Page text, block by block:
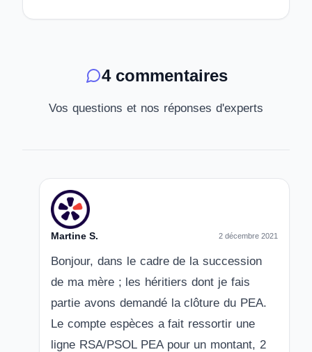
4 commentaires
Vos questions et nos réponses d'experts
Martine S. 2 décembre 2021
Bonjour, dans le cadre de la succession
de ma mère ; les héritiers dont je fais
partie avons demandé la clôture du PEA.
Le compte espèces a fait ressortir une
ligne RSA/PSOL PEA pour un montant, 2